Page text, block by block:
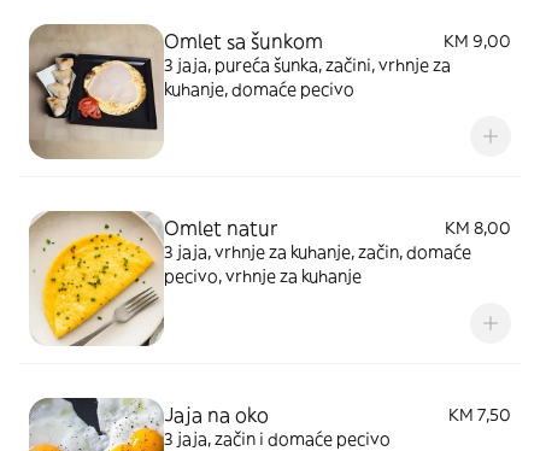
Omlet sa šunkom
KM 9,00
3 jaja, pureća šunka, začini, vrhnje za
kuhanje, domaće pecivo
Omlet natur
KM 8,00
3 jaja, vrhnje za kuhanje, začin, domaće
pecivo, vrhnje za kuhanje
Jaja na oko
KM 7,50
3 jaja, začin i domaće pecivo